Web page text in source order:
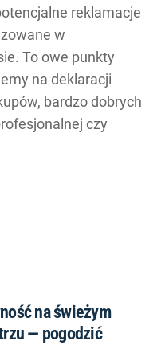
reklamacje
w
To owe punkty
na deklaracji
bardzo dobrych
czy
na świeżym
— pogodzić